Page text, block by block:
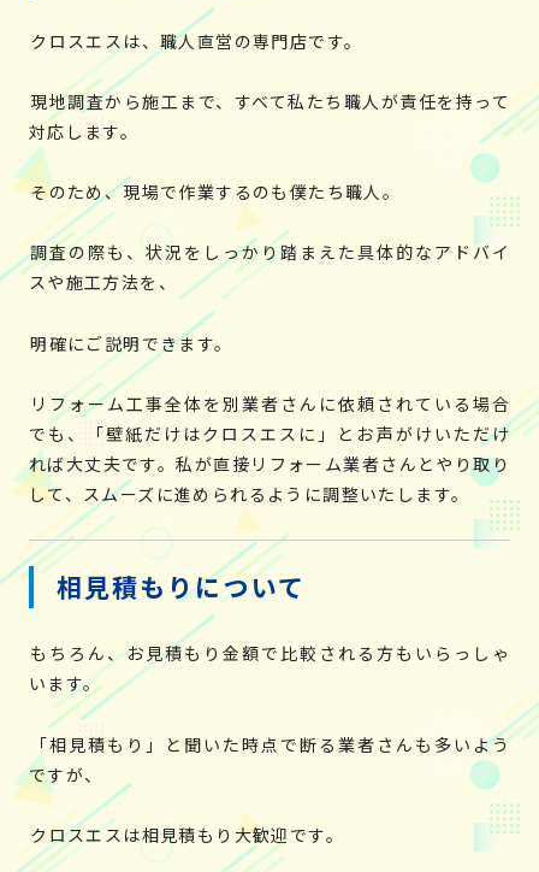
クロスエスは、職人直営の専門店です。
現地調査から施工まで、すべて私たち職人が責任を持って
対応します。
そのため、現場で作業するのも僕たち職人。
調査の際も、状況をしっかり踏まえた具体的なアドバイ
スや施工方法を、
明確にご説明できます。
リフォーム工事全体を別業者さんに依頼されている場合
でも、「壁紙だけはクロスエスに」とお声がけいただけ
れば大丈夫です。私が直接リフォーム業者さんとやり取り
して、スムーズに進められるように調整いたします。
相見積もりについて
もちろん、お見積もり金額で比較される方もいらっしゃ
います。
「相見積もり」と聞いた時点で断る業者さんも多いよう
ですが、
クロスエスは相見積もり大歓迎です。